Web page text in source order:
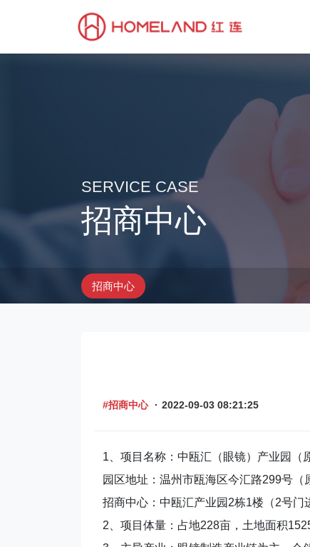
SERVICE CASE
招商中心
招商中心
#招商中心 · 2022-09-03 08:21:25
1、项目名称：中瓯汇（眼镜）产业园（
园区地址：温州市瓯海区今汇路299号
招商中心：中瓯汇产业园2栋1楼（2号门
2、项目体量：占地228亩，土地面积